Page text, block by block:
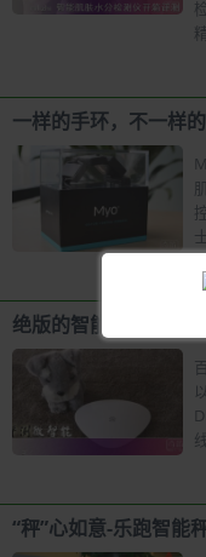
一样的手环，不一样
绝版的智能硬件，百
“秤”心如意-乐跑智能